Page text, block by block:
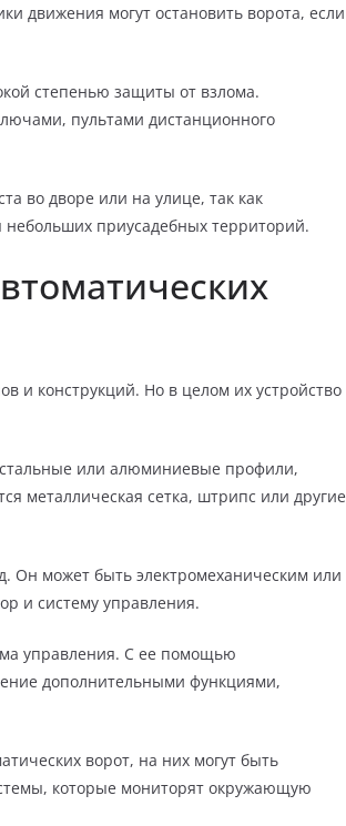
движения могут остановить ворота, если
степенью защиты от взлома.
пультами дистанционного
во дворе или на улице, так как
небольших приусадебных территорий.
и конструкций. Но в целом их устройство
или алюминиевые профили,
металлическая сетка, штрипс или другие
Он может быть электромеханическим или
и систему управления.
управления. С ее помощью
дополнительными функциями,
ворот, на них могут быть
которые мониторят окружающую